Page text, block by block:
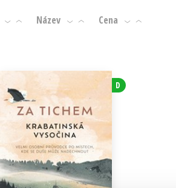
Hobby
Kariéra a osobní rozvoj
Název Cena
D